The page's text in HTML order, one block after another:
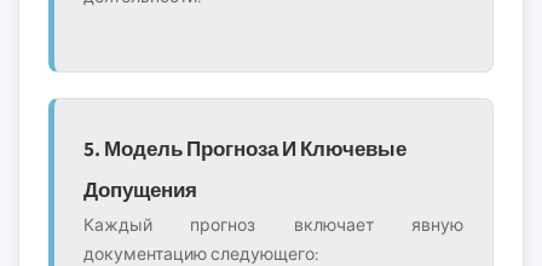
5. Модель Прогноза И Ключевые
Допущения
Каждый прогноз включает явную
документацию следующего: